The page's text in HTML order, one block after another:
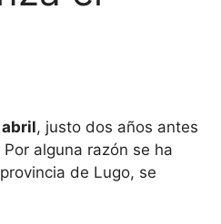
abril, justo dos años antes
alguna razón se ha
de Lugo, se